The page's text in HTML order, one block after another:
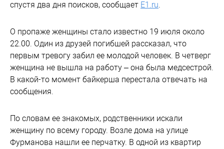
спустя два дня поисков, сообщает E1.ru.
О пропаже женщины стало известно 19 июля около
22.00. Один из друзей погибшей рассказал, что
первым тревогу забил ее молодой человек. В четверг
женщина не вышла на работу – она была медсестрой.
В какой-то момент байкерша перестала отвечать на
сообщения.
По словам ее знакомых, родственники искали
женщину по всему городу. Возле дома на улице
Фурманова нашли ее перчатку. В одной из квартир